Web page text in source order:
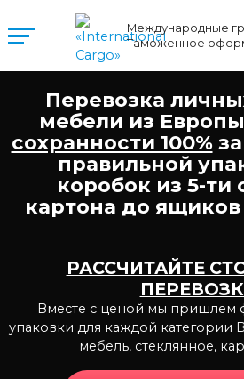
Международные
Таможенное
Перевозка
мебели из
сохранности 100%за
правильной
коробок из 5-ти
картона до
РАССЧИТАЙТЕ
Вместе с ценой мы пришлем
упаковки для каждой категории
мебель, стеклянное,